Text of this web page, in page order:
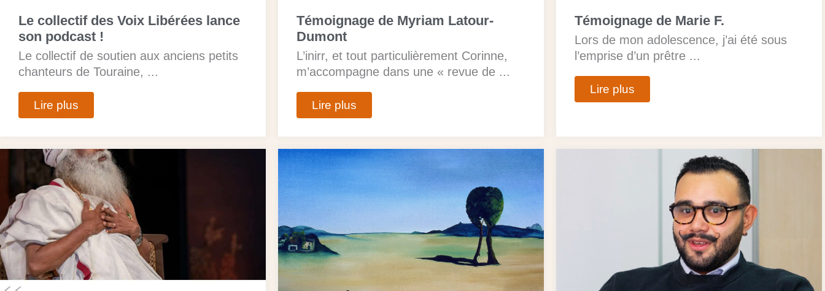
Le collectif des Voix Libérées lance
son podcast !
Le collectif de soutien aux anciens petits
chanteurs de Touraine, ...
Lire plus
Témoignage de Myriam Latour-
Dumont
L’inirr, et tout particulièrement Corinne,
m’accompagne dans une « revue de ...
Lire plus
Témoignage de Marie F.
Lors de mon adolescence, j’ai été sous
l’emprise d’un prêtre ...
Lire plus